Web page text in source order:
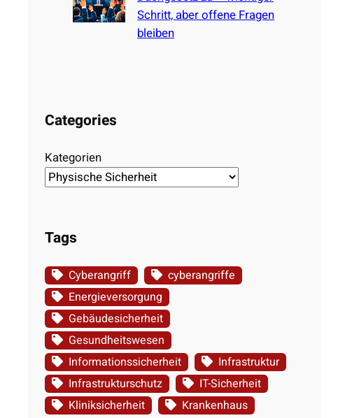
Schritt, aber offene Fragen
bleiben
Categories
Kategorien
Tags
Cyberangriff
cyberangriffe
Energieversorgung
Gebäudesicherheit
Gesundheitswesen
Informationssicherheit
Infrastruktur
Infrastrukturschutz
IT-Sicherheit
Kliniksicherheit
Krankenhaus